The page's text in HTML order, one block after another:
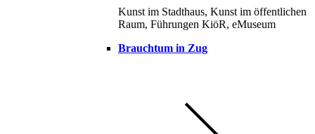
Kunst im Stadthaus, Kunst im öffentlichen
Raum, Führungen KiöR, eMuseum
Brauchtum in Zug